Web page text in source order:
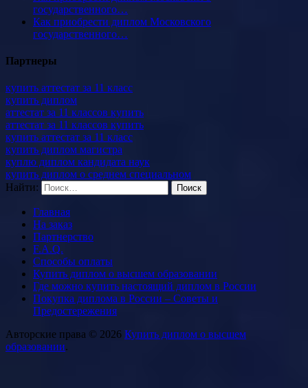
государственного…
Как приобрести диплом Московского
государственного…
Партнеры
купить аттестат за 11 класс
купить диплом
аттестат за 11 классов купить
аттестат за 11 классов купить
купить аттестат за 11 класс
купить диплом магистра
куплю диплом кандидата наук
купить диплом о среднем специальном
Найти:
Главная
На заказ
Партнерство
F.A.Q.
Способы оплаты
Купить диплом о высшем образовании
Где можно купить настоящий диплом в России
Покупка диплома в России – Советы и
Предостережения
Авторские права © 2026 Купить диплом о высшем
образовании.